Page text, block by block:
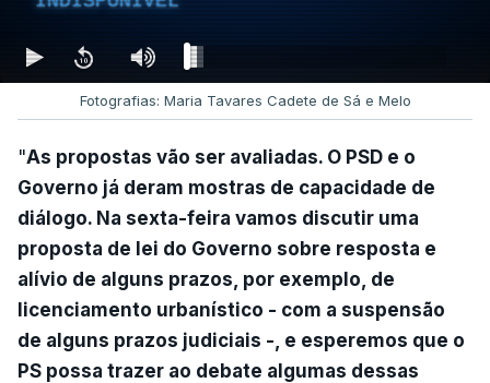
Fotografias: Maria Tavares Cadete de Sá e Melo
"As propostas vão ser avaliadas. O PSD e o
Governo já deram mostras de capacidade de
diálogo. Na sexta-feira vamos discutir uma
proposta de lei do Governo sobre resposta e
alívio de alguns prazos, por exemplo, de
licenciamento urbanístico - com a suspensão
de alguns prazos judiciais -, e esperemos que o
PS possa trazer ao debate algumas dessas